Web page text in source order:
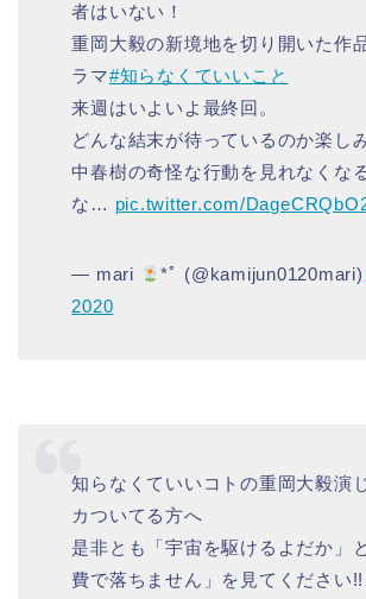
者はいない！
重岡大毅の新境地を切り開いた作
ラマ#知らなくていいこと
来週はいよいよ最終回。
どんな結末が待っているのか楽し
中春樹の奇怪な行動を見れなくな
な… pic.twitter.com/
— mari *ﾟ (@kamijun0120mari)
2020
知らなくていいコトの重岡大毅演
カついてる方へ
是非とも「宇宙を駆けるよだか」
費で落ちません」を見てください